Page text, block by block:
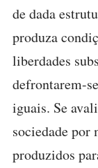
de dada
produza
liberdades
defrontarem-
iguais. Se
sociedade por
produzidos